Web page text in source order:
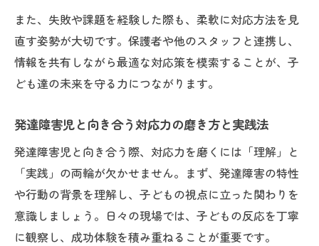
また、失敗や課題を経験した際も、柔軟に対応方法を見
直す姿勢が大切です。保護者や他のスタッフと連携し、
情報を共有しながら最適な対応策を模索することが、子
ども達の未来を守る力につながります。
発達障害児と向き合う対応力の磨き方と実践法
発達障害児と向き合う際、対応力を磨くには「理解」と
「実践」の両輪が欠かせません。まず、発達障害の特性
や行動の背景を理解し、子どもの視点に立った関わりを
意識しましょう。日々の現場では、子どもの反応を丁寧
に観察し、成功体験を積み重ねることが重要です。